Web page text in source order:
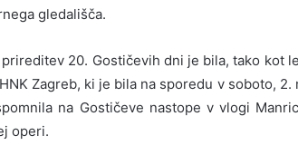
gledališča.
20. Gostičevih dni je bila, tako kot
Zagreb, ki je bila na sporedu v soboto,
na Gostičeve nastope v vlogi
operi.